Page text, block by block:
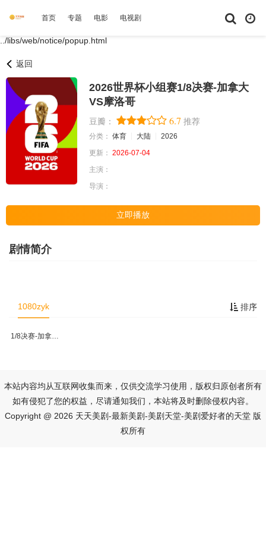
首页 专题 电影 电视剧 短剧大全 体育
../libs/web/notice/popup.html
返回
2026世界杯小组赛1/8决赛-加拿大
VS摩洛哥
豆瓣： 6.7 推荐
分类： 体育 大陆
2026
更新： 2026-07-04
主演：
导演：
立即播放
剧情简介
排序
1080zyk
1/8决赛-加拿大VS摩洛哥
本站内容均从互联网收集而来，仅供交流学习使用，版权归原创者所有
如有侵犯了您的权益，尽请通知我们，本站将及时删除侵权内容。
Copyright @ 2026 天天美剧-最新美剧-美剧天堂-美剧爱好者的天堂 版
权所有